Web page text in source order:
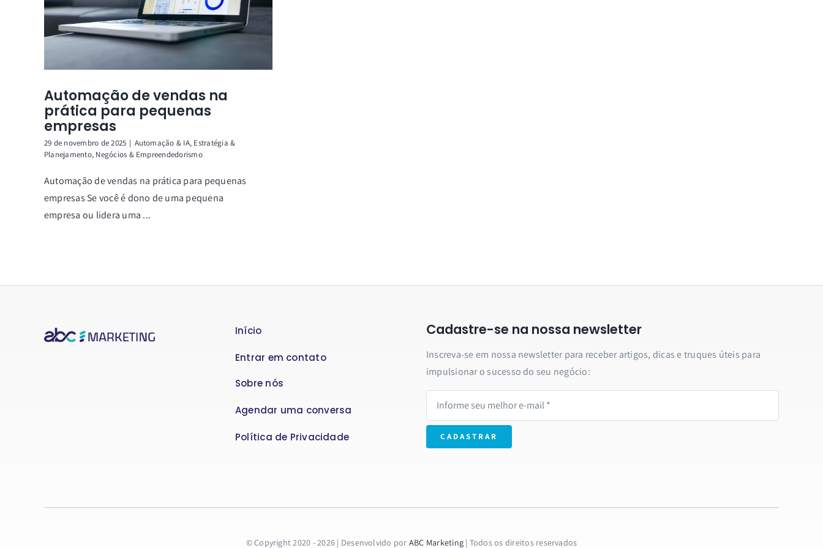
Automação de vendas na
prática para pequenas
empresas
29 de novembro de 2025 | Automação & IA, Estratégia &
Planejamento, Negócios & Empreendedorismo
Automação de vendas na prática para pequenas
empresas Se você é dono de uma pequena
empresa ou lidera uma ...
Início
Entrar em contato
Sobre nós
Agendar uma conversa
Política de Privacidade
Cadastre-se na nossa newsletter
Inscreva-se em nossa newsletter para receber artigos, dicas e truques úteis para
impulsionar o sucesso do seu negócio:
CADASTRAR
© Copyright 2020 - 2026 | Desenvolvido por ABC Marketing | Todos os direitos reservados